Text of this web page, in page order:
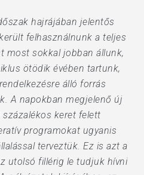
hajrájában jelentős
felhasználnunk a teljes
most sokkal jobban állunk,
ötödik évében tartunk,
álló forrás
A napokban megjelenő új
keret felett
programokat ugyanis
terveztük. Ez is azt a
utolsó fillérig le tudjuk hívni